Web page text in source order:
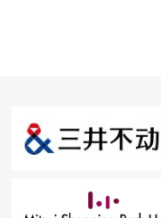
・6间贵宾室